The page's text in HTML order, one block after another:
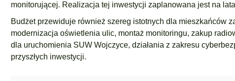
monitorującej. Realizacja tej inwestycji zaplanowana jest na
Budżet przewiduje również szereg istotnych dla mieszkańców
modernizacja oświetlenia ulic, montaż monitoringu, zakup
dla uruchomienia SUW Wojczyce, działania z zakresu
przyszłych inwestycji.